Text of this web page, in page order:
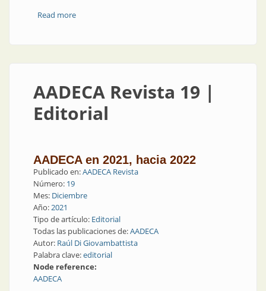
Read moreabout AADECA en 2021
AADECA Revista 19 |
Editorial
AADECA en 2021, hacia 2022
Publicado en:AADECA Revista
Número: 19
Mes: Diciembre
Año:2021
Tipo de artículo: Editorial
Todas las publicaciones de:AADECA
Autor: Raúl Di Giovambattista
Palabra clave:editorial
Node reference:
AADECA